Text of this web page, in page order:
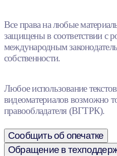
Все права на любые
защищены в соответствии с
международным
собственности.
Любое использование
видеоматериалов возможно
правообладателя (ВГТРК).
Сообщить об опечатке
Обращение в